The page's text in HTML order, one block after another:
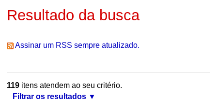
Resultado da busca
Assinar um RSS sempre atualizado.
119itens atendem ao seu critério.
Filtrar os resultados